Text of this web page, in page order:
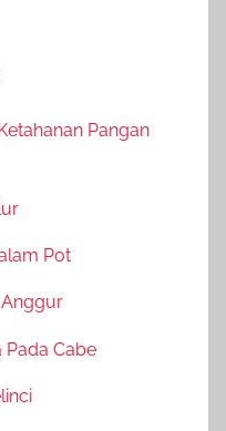
Pangan
Pot
Pada Cabe